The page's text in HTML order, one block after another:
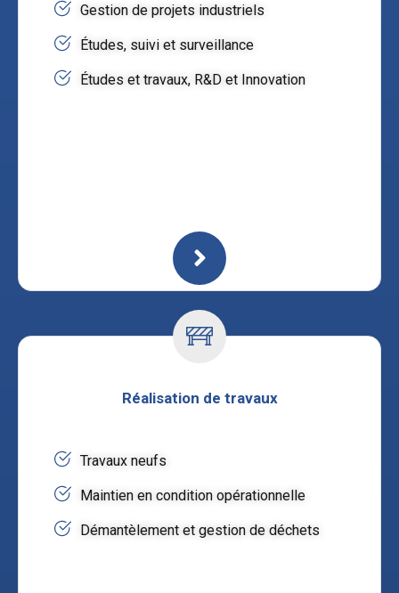
Gestion de projets industriels
Études, suivi et surveillance
Études et travaux, R&D et Innovation
Réalisation de travaux
Travaux neufs
Maintien en condition opérationnelle
Démantèlement et gestion de déchets